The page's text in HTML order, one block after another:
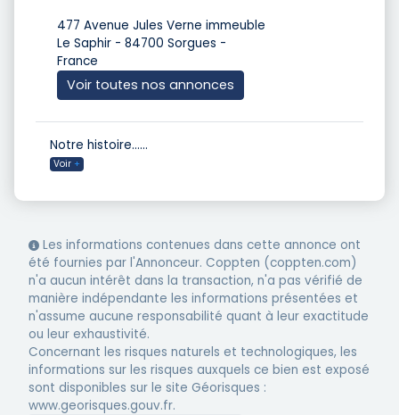
477 Avenue Jules Verne immeuble
Le Saphir - 84700 Sorgues -
France
Voir toutes nos annonces
Notre histoire…...
Voir +
Les informations contenues dans cette annonce ont
été fournies par l'Annonceur. Coppten (coppten.com)
n'a aucun intérêt dans la transaction, n'a pas vérifié de
manière indépendante les informations présentées et
n'assume aucune responsabilité quant à leur exactitude
ou leur exhaustivité.
Concernant les risques naturels et technologiques, les
informations sur les risques auxquels ce bien est exposé
sont disponibles sur le site Géorisques :
www.georisques.gouv.fr.